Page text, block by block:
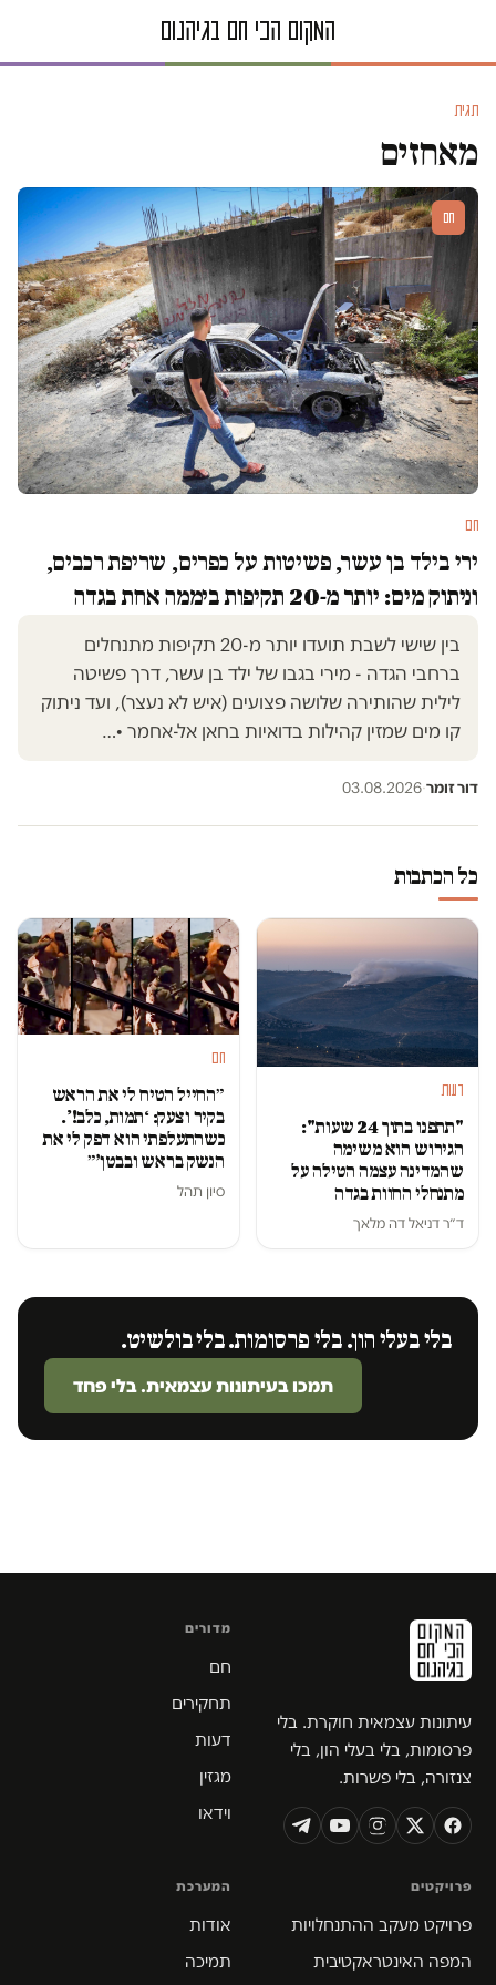
תגית
מאחזים
חם
חם
ירי בילד בן עשר, פשיטות על כפרים, שריפת רכבים,
וניתוק מים: יותר מ-20 תקיפות ביממה אחת בגדה
בין שישי לשבת תועדו יותר מ-20 תקיפות מתנחלים
ברחבי הגדה - מירי בגבו של ילד בן עשר, דרך פשיטה
לילית שהותירה שלושה פצועים (איש לא נעצר), ועד ניתוק
קו מים שמזין קהילות בדואיות בחאן אל-אחמר •…
דור זומר·
03.08.2026
כל הכתבות
דעות
"תתפנו בתוך 24 שעות":
הגירוש הוא משימה
שהמדינה עצמה הטילה על
מתנחלי החוות בגדה
ד״ר דניאל דה מלאך
חם
״החייל הטיח לי את הראש
בקיר וצעק: ‘תמות, כלב!’.
כשהתעלפתי הוא דפק לי את
הנשק בראש ובבטן׳״
סיון תהל
בלי בעלי הון. בלי פרסומות. בלי בולשיט.
תמכו בעיתונות עצמאית. בלי פחד
עיתונות עצמאית חוקרת. בלי
פרסומות, בלי בעלי הון, בלי
צנזורה, בלי פשרות.
מדורים
חם
תחקירים
דעות
מגזין
וידאו
פרויקטים
פרויקט מעקב ההתנחלויות
המפה האינטראקטיבית
המערכת
אודות
תמיכה